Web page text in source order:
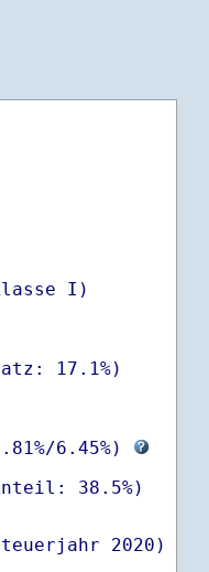
I)
17.1%)
/6.45%)
2020)